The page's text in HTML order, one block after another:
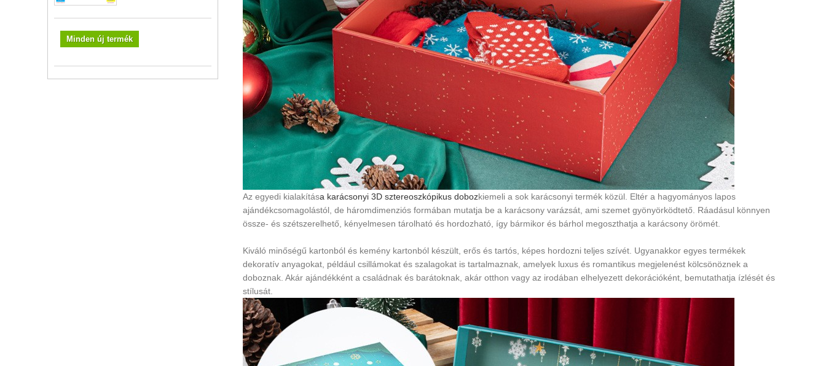
Minden új termék
Az egyedi kialakítása karácsonyi 3D sztereoszkópikus dobozkiemeli a sok karácsonyi termék közül. Eltér a hagyományos lapos
ajándékcsomagolástól, de háromdimenziós formában mutatja be a karácsony varázsát, ami szemet gyönyörködtető. Ráadásul könnyen
össze- és szétszerelhető, kényelmesen tárolható és hordozható, így bármikor és bárhol megoszthatja a karácsony örömét.
Kiváló minőségű kartonból és kemény kartonból készült, erős és tartós, képes hordozni teljes szívét. Ugyanakkor egyes termékek
dekoratív anyagokat, például csillámokat és szalagokat is tartalmaznak, amelyek luxus és romantikus megjelenést kölcsönöznek a
doboznak. Akár ajándékként a családnak és barátoknak, akár otthon vagy az irodában elhelyezett dekorációként, bemutathatja ízlését és
stílusát.